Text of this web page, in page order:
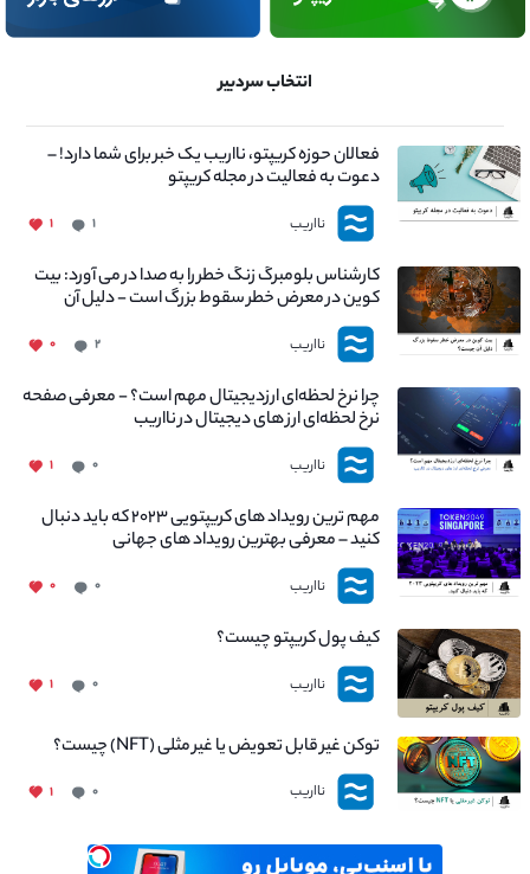
انتخاب سردبیر
فعالان حوزه کریپتو، نااریب یک خبر برای شما دارد! –
دعوت به فعالیت در مجله کریپتو
نااریب ۱ ۱
کارشناس بلومبرگ زنگ خطر را به صدا در می آورد: بیت
کوین در معرض خطر سقوط بزرگ است - دلیل آن
چیست؟
نااریب ۲ ۰
چرا نرخ لحظه‌ای ارزدیجیتال مهم است؟ - معرفی صفحه
نرخ لحظه‌ای ارز های دیجیتال در نااریب
نااریب ۰ ۱
مهم ترین رویداد های کریپتویی ۲۰۲۳ که باید دنبال
کنید – معرفی بهترین رویداد های جهانی
نااریب ۰ ۰
کیف پول کریپتو چیست؟
نااریب ۰ ۱
توکن غیر قابل تعویض یا غیر مثلی (NFT) چیست؟
نااریب ۰ ۱